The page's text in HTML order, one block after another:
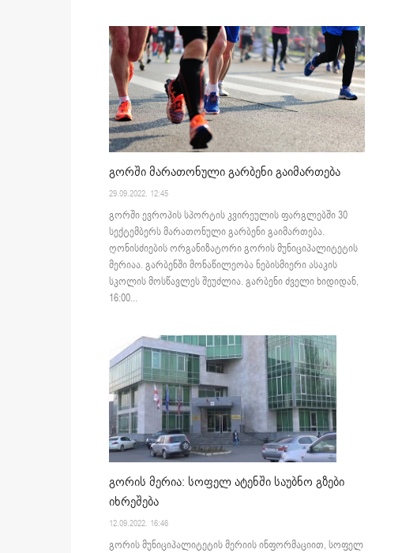
გორში მარათონული გარბენი გაიმართება
29.09.2022. 12:45
გორში ევროპის სპორტის კვირეულის ფარგლებში 30
სექტემბერს მარათონული გარბენი გაიმართება.
ღონისძიების ორგანიზატორი გორის მუნიციპალიტეტის
მერიაა. გარბენში მონაწილეობა ნებისმიერი ასაკის
სკოლის მოსწავლეს შეუძლია. გარბენი ძველი ხიდიდან,
16:00...
გორის მერია: სოფელ ატენში საუბნო გზები
იხრეშება
12.09.2022. 16:46
გორის მუნიციპალიტეტის მერიის ინფორმაციით, სოფელ